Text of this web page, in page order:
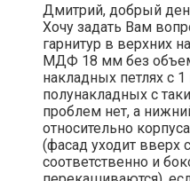
Дмитрий, добрый
Хочу задать Вам
гарнитур в верхних
МДФ 18 мм без
накладных петлях с
полунакладных с
проблем нет, а
относительно
(фасад уходит вверх
соответственно и